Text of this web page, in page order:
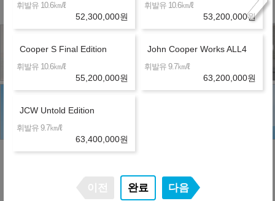
유의사항
휘발유 10.6㎞/ℓ
52,300,000원
휘발유 10.6㎞/ℓ
53,200,000원
Cooper S Final Edition
휘발유 10.6㎞/ℓ
55,200,000원
John Cooper Works ALL4
휘발유 9.7㎞/ℓ
63,200,000원
JCW Untold Edition
휘발유 9.7㎞/ℓ
63,400,000원
완료 다음